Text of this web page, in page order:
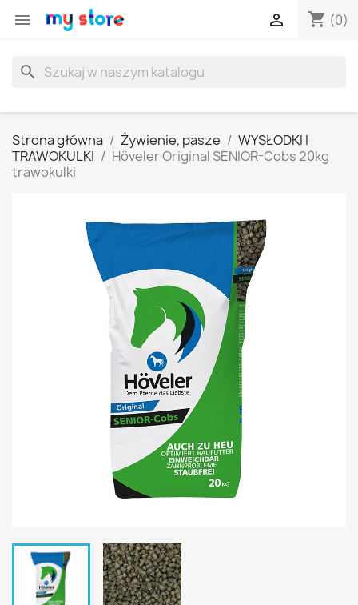
 shopping_cart (0)

search
Strona główna Żywienie, pasze
WYSŁODKI I
TRAWOKULKI
Höveler Original SENIOR-Cobs 20kg
trawokulki